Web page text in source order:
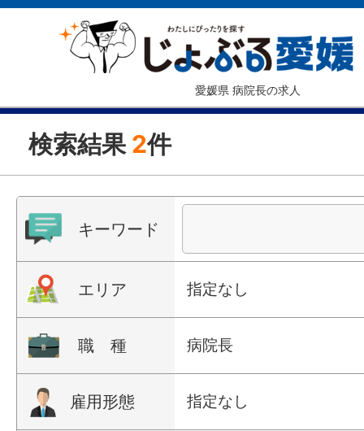
愛媛県 病院長の求人
検索結果 2件
キーワード
エリア 指定なし
職 種 病院長
雇用形態 指定なし